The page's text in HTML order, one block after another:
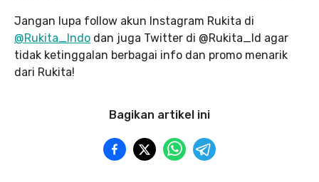
Jangan lupa follow akun Instagram Rukita di
@Rukita_Indo dan juga Twitter di @Rukita_Id agar
tidak ketinggalan berbagai info dan promo menarik
dari Rukita!
Bagikan artikel ini